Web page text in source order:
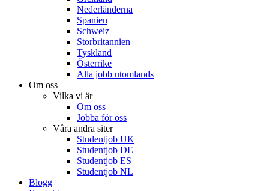
Nederländerna
Spanien
Schweiz
Storbritannien
Tyskland
Österrike
Alla jobb utomlands
Om oss
Vilka vi är
Om oss
Jobba för oss
Våra andra siter
Studentjob UK
Studentjob DE
Studentjob ES
Studentjob NL
Blogg